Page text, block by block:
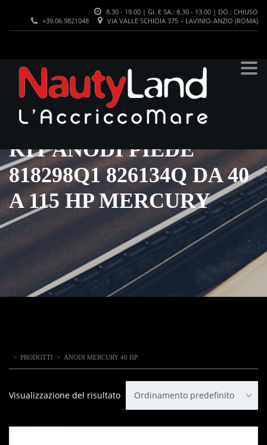
8.30 - 19.00 | GI. E SA.: 8.30 - 13.00 | DO.: CHIUSO
VIA VALLE SCHIOIA 375 – LAVINIO-ANZIO (ROMA)
+39.06.9821048
KIT ANODI PIEDE
818298Q1 826134Q DA 40
A 115 HP MERCURY
> PRODOTTI > ANODI MERCURY 40 HP
Visualizzazione del risultato Ordinamento predefinito